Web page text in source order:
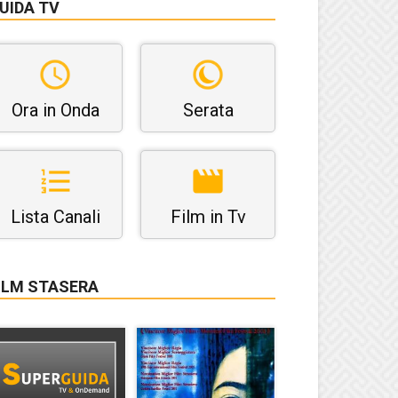
TV
Ora in Onda Serata
Lista Canali Film in Tv
STASERA